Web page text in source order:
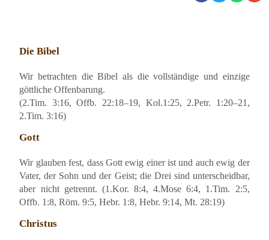
Die Bibel
Wir betrachten die Bibel als die vollständige und einzige
göttliche Offenbarung.
(2.Tim. 3:16, Offb. 22:18–19, Kol.1:25, 2.Petr. 1:20–21,
2.Tim. 3:16)
Gott
Wir glauben fest, dass Gott ewig einer ist und auch ewig der
Vater, der Sohn und der Geist; die Drei sind unterscheidbar,
aber nicht getrennt. (1.Kor. 8:4, 4.Mose 6:4, 1.Tim. 2:5,
Offb. 1:8, Röm. 9:5, Hebr. 1:8, Hebr. 9:14, Mt. 28:19)
Christus